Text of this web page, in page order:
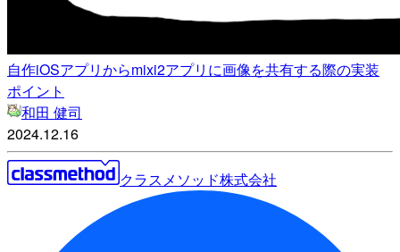
自作iOSアプリからmixi2アプリに画像を共有する際の実装
ポイント
和田 健司
2024.12.16
クラスメソッド株式会社